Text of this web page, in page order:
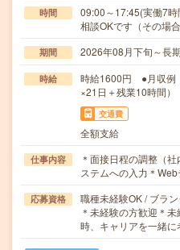
時間
09:00～17:45(実働7
相談OKです（その場
期間 2026年08月下旬～長
時給
時給1600円 ●月収例
×21日＋残業10時間）
交通費
全額支給
仕事内容
＊面接日程の調整（
ステムへの入力＊
応募資格
職種未経験OK / ブラ
＊未経験の方歓迎＊
時、キャリアを一緒